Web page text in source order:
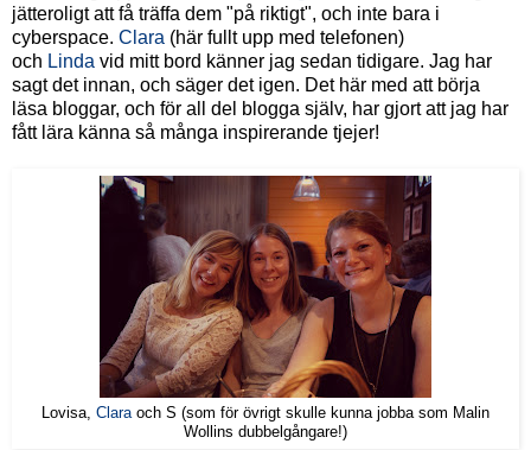
jätteroligt att få träffa dem "på riktigt", och inte bara i
cyberspace. Clara (här fullt upp med telefonen)
och Linda vid mitt bord känner jag sedan tidigare. Jag har
sagt det innan, och säger det igen. Det här med att börja
läsa bloggar, och för all del blogga själv, har gjort att jag har
fått lära känna så många inspirerande tjejer!
Lovisa, Clara och S (som för övrigt skulle kunna jobba som Malin
Wollins dubbelgångare!)